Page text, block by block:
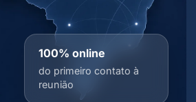
100% online
do primeiro contato à
reunião